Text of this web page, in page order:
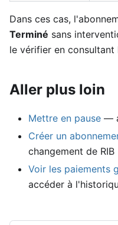
Dans ces cas,
Terminé sans
le vérifier en consultant
Aller plus loin
Mettre en pause —
Créer un
changement de RIB
Voir les paiements
accéder à